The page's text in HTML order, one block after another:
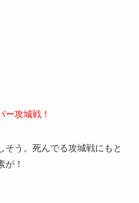
ー攻城戦！
そう。死んでる攻城戦にもと
が！